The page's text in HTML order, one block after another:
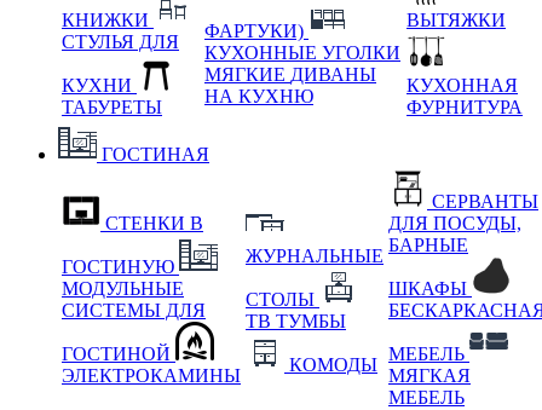
КНИЖКИ
СТУЛЬЯ ДЛЯ
КУХНИ
ТАБУРЕТЫ
ФАРТУКИ)
КУХОННЫЕ УГОЛКИ
МЯГКИЕ ДИВАНЫ
НА КУХНЮ
ВЫТЯЖКИ
КУХОННАЯ
ФУРНИТУРА
ГОСТИНАЯ
СТЕНКИ В
ГОСТИНУЮ
МОДУЛЬНЫЕ
СИСТЕМЫ ДЛЯ
ГОСТИНОЙ
ЭЛЕКТРОКАМИНЫ
ЖУРНАЛЬНЫЕ
СТОЛЫ
ТВ ТУМБЫ
КОМОДЫ
СЕРВАНТЫ
ДЛЯ ПОСУДЫ,
БАРНЫЕ
ШКАФЫ
МЕБЕЛЬ
МЯГКАЯ
МЕБЕЛЬ